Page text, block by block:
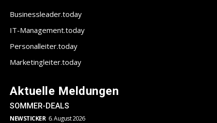
Businessleader.today
IT-Management.today
Personalleiter.today
Marketingleiter.today
Aktuelle Meldungen
SOMMER-DEALS
NEWSTICKER 6. August 2026